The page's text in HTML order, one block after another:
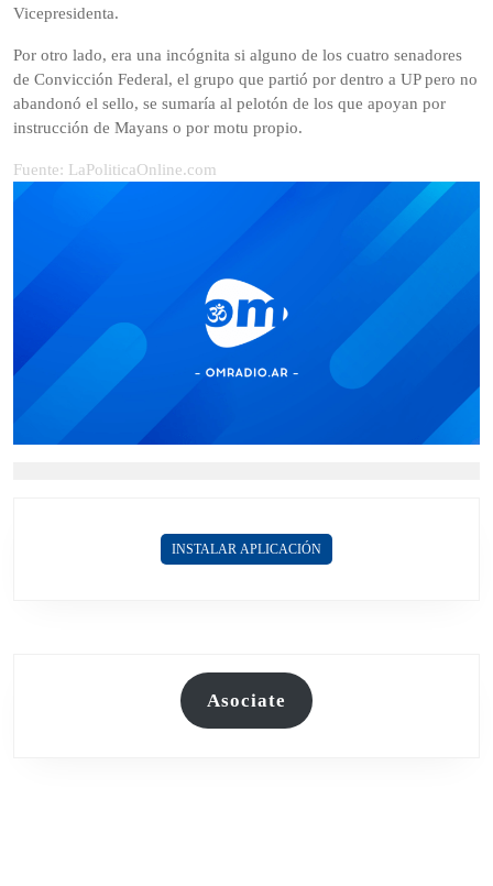
Vicepresidenta.
Por otro lado, era una incógnita si alguno de los cuatro senadores
de Convicción Federal, el grupo que partió por dentro a UP pero no
abandonó el sello, se sumaría al pelotón de los que apoyan por
instrucción de Mayans o por motu propio.
Fuente: LaPoliticaOnline.com
INSTALAR APLICACIÓN
Asociate